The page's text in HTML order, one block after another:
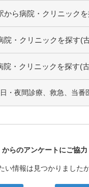
から病院・クリニック
院・クリニックを探す(
院・クリニックを探す(
・夜間診療、救急、当番
病院なび
からのアンケートにご協力
い情報は見つかりました